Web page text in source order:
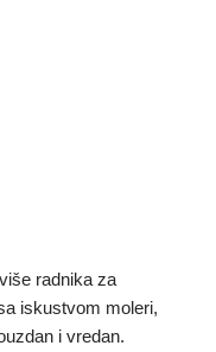
radnika za
iskustvom moleri,
i vredan.